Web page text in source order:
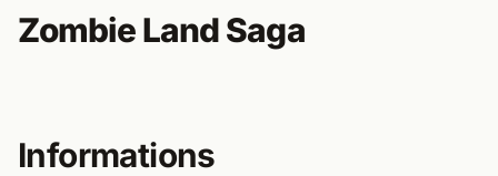
Zombie Land Saga
Informations